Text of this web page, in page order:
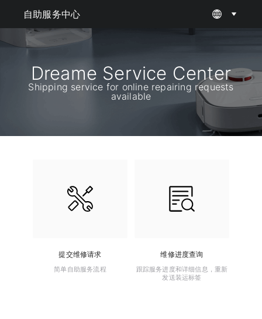
？
自助服务中心
Dreame Service Center
Shipping service for online repairing requests
available
提交维修请求
简单自助服务流程
维修进度查询
跟踪服务进度和详细信息，重新
发送装运标签